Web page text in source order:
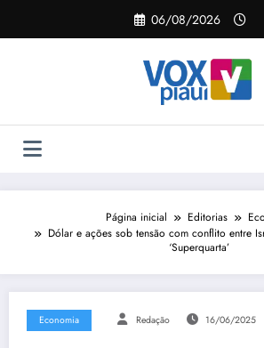
o
06/08/2026
Página inicial Editorias
Dólar e ações sob tensão com conflito entre
‘Superquarta’
Economia Redação 16/06/2025